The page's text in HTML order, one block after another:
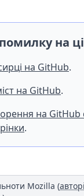
на
на GitHub.
на GitHub.
на GitHub
.
Mozilla (